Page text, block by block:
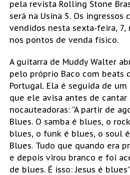
pela revista Rolling Stone
será na Usina 5. Os ingressos
vendidos nesta sexta-feira, 7,
nos pontos de venda físico.
A guitarra de Muddy Walter
pelo próprio Baco com beats
Portugal. Ela é seguida de
que ele avisa antes de cantar
nocauteadoras: “A partir de
Blues. O samba é blues, o
blues, o funk é blues, o soul
Blues. Tudo que quando era
e depois virou branco e foi
de blues. É isso: Jesus é